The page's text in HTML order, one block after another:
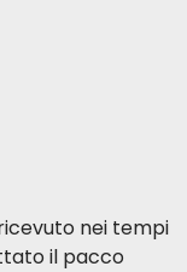
nei tempi
il pacco